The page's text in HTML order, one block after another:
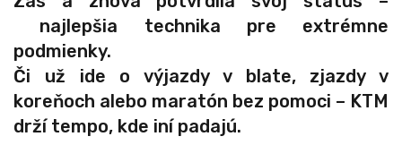
najlepšia technika pre extrémne
podmienky.
Či už ide o výjazdy v blate, zjazdy v
koreňoch alebo maratón bez pomoci – KTM
drží tempo, kde iní padajú.